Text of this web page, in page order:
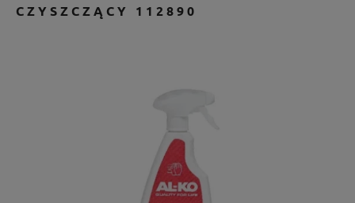
CZYSZCZĄCY 112890